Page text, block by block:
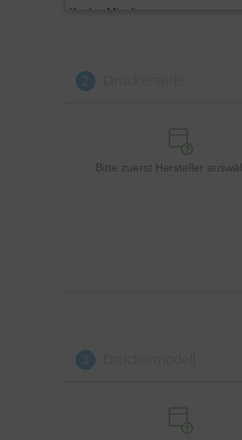
Konica Minolta
OKI
Bitte zuerst Hersteller